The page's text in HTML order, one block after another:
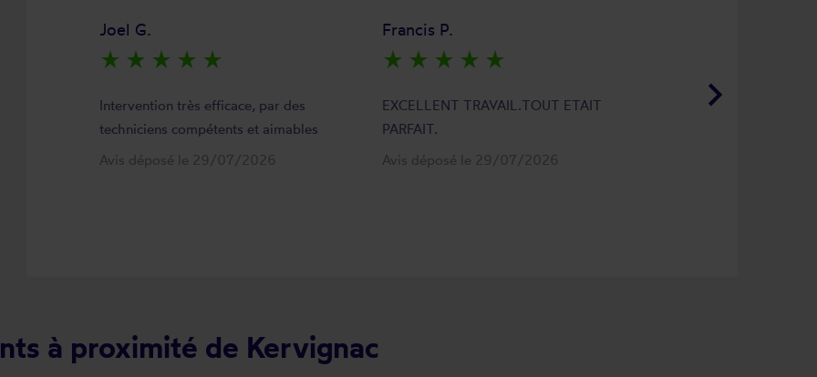
keyboard_arrow_right
Joel G.
star_rate star_rate star_rate star_rate star_rate
Intervention très efficace, par des
techniciens compétents et aimables
Avis déposé le 29/07/2026
Francis P.
star_rate star_rate star_rate star_rate star_rate
EXCELLENT TRAVAIL.TOUT ETAIT
PARFAIT.
Avis déposé le 29/07/2026
à proximité de Kervignac